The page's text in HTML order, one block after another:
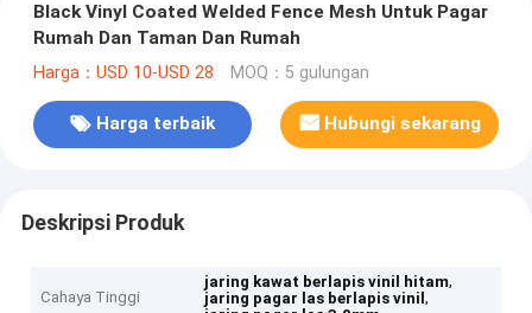
Black Vinyl Coated Welded Fence Mesh Untuk Pagar
Rumah Dan Taman Dan Rumah
Harga：USD 10-USD 28 MOQ：5 gulungan
Harga terbaik Hubungi sekarang
Deskripsi Produk
Cahaya Tinggi
jaring kawat berlapis vinil hitam,
jaring pagar las berlapis vinil,